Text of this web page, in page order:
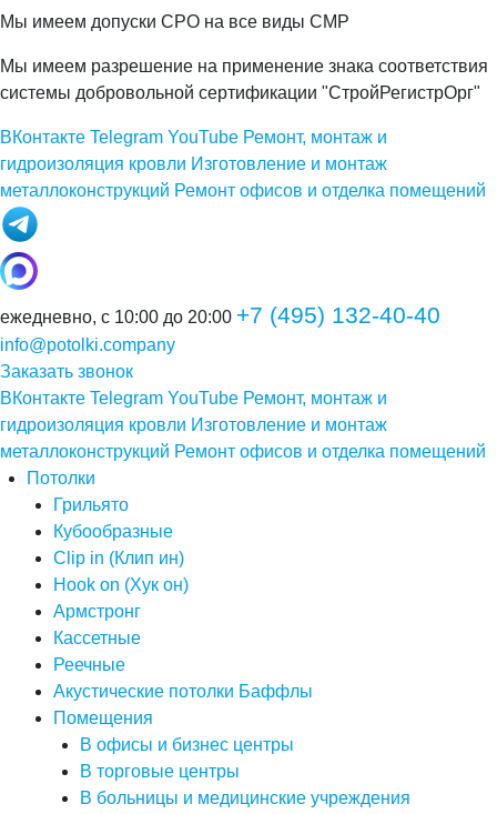
Мы имеем допуски СРО на все виды СМР
Мы имеем разрешение на применение знака соответствия
системы добровольной сертификации "СтройРегистрОрг"
ВКонтакте Telegram YouTube Ремонт, монтаж и
гидроизоляция кровли Изготовление и монтаж
металлоконструкций Ремонт офисов и отделка помещений
ежедневно, с 10:00 до 20:00 +7 (495) 132-40-40
info@potolki.company
Заказать звонок
ВКонтакте Telegram YouTube Ремонт, монтаж и
гидроизоляция кровли Изготовление и монтаж
металлоконструкций Ремонт офисов и отделка помещений
Потолки
Грильято
Кубообразные
Clip in (Клип ин)
Hook on (Хук он)
Армстронг
Кассетные
Реечные
Акустические потолки Баффлы
Помещения
В офисы и бизнес центры
В торговые центры
В больницы и медицинские учреждения